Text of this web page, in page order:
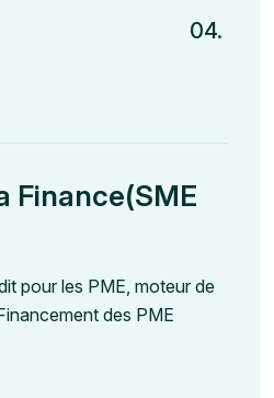
Finance(SME
pour les PME, moteur de
des PME
04.